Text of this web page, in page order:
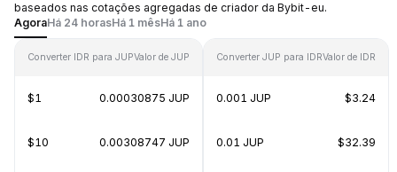
baseados nas cotações agregadas de criador da Bybit-eu.
AgoraHá 24 horasHá 1 mêsHá 1 ano
Converter IDR para JUPValor de JUP
$1 0.00030875 JUP
$10 0.00308747 JUP
Converter JUP para IDRValor de IDR
0.001 JUP $3.24
0.01 JUP $32.39